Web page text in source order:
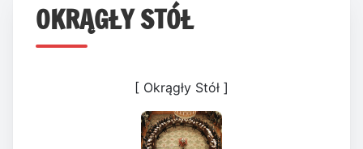
OKRĄGŁY STÓŁ
[ Okrągły Stół ]